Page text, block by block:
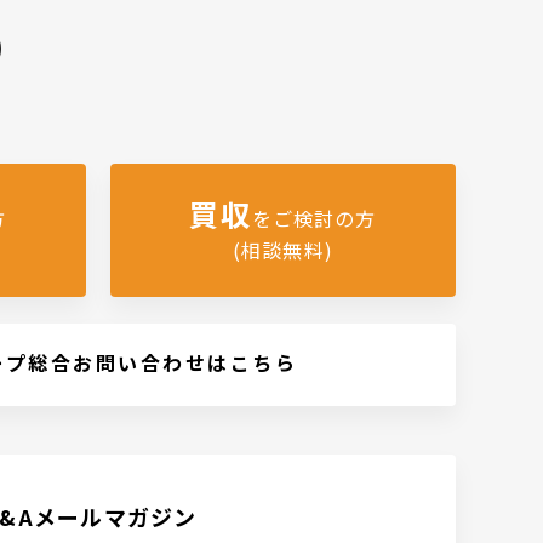
買収をご検討の方
(相談無料)
総合お問い合わせはこちら
メールマガジン